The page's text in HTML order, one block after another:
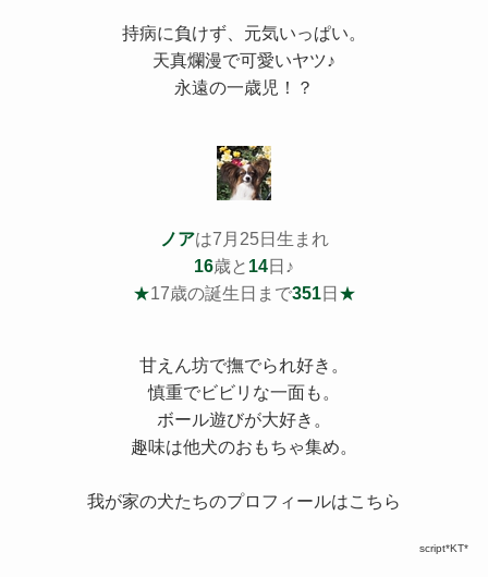
持病に負けず、元気いっぱい。
天真爛漫で可愛いヤツ♪
永遠の一歳児！？
ノアは7月25日生まれ
16歳と 14日♪
★17歳の誕生日まで351日 ★
甘えん坊で撫でられ好き。
慎重でビビリな一面も。
ボール遊びが大好き。
趣味は他犬のおもちゃ集め。
我が家の犬たちのプロフィールはこちら
script*KT*